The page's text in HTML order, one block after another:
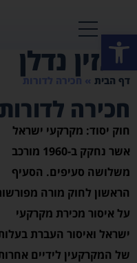
פתח סרגל
מגזין נדלן
דף הבית » חכירה לדורות
חכירה לדורות
חוק יסוד: מקרקעי ישראל
אשר נחקק ב-1960 מורכב
משלושה סעיפים. הסעיף
הראשון לחוק מורה
על איסור מכירת מקרקעי
ישראל ואיסור העברת
של המקרקעין לידיים